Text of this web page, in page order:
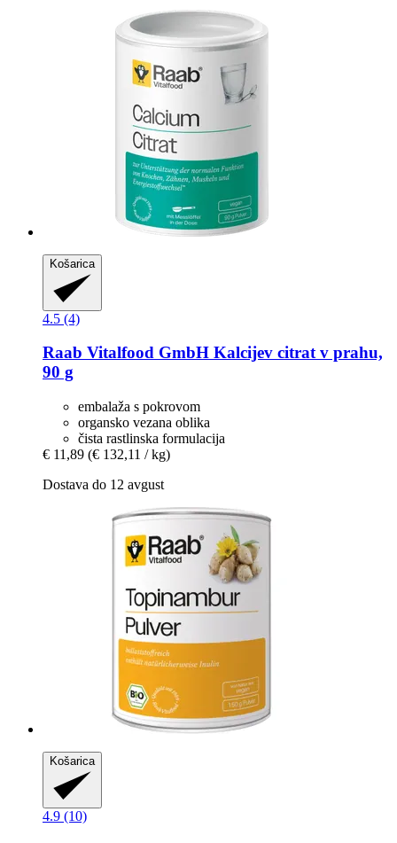
Košarica
4.5 (4)
Raab Vitalfood GmbH Kalcijev citrat v prahu,
90 g
embalaža s pokrovom
organsko vezana oblika
čista rastlinska formulacija
€ 11,89 (€ 132,11 / kg)
Dostava do 12 avgust
Košarica
4.9 (10)